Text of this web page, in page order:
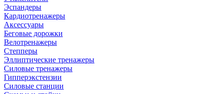
Эспандеры
Кардиотренажеры
Аксессуары
Беговые дорожки
Велотренажеры
Степперы
Эллиптические тренажеры
Силовые тренажеры
Гипперэкстензии
Силовые станции